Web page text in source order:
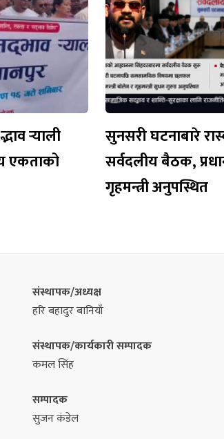
र्‍याली
एकताको
सुनसरी घटनाबारे
सर्वदलीय बैठक,
गृहमन्त्री अनुपस्थित
संस्थापक/अध्यक्ष
हरि बहादुर बानियाँ
संस्थापक/कार्यकारी सम्पादक
कमल सिंह
सम्पादक
सुजन कंडेल